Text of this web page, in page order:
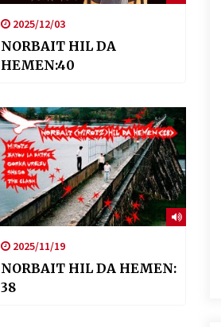
2025/12/03
NORBAIT HIL DA
HEMEN:40
2025/11/19
NORBAIT HIL DA HEMEN:
38